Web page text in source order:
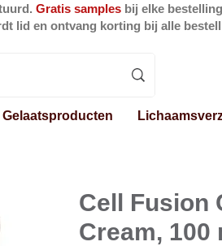
Gratis samples bij elke
lid en ontvang korting bij alle
Gelaatsproducten
Cell Fusion
Cream, 100